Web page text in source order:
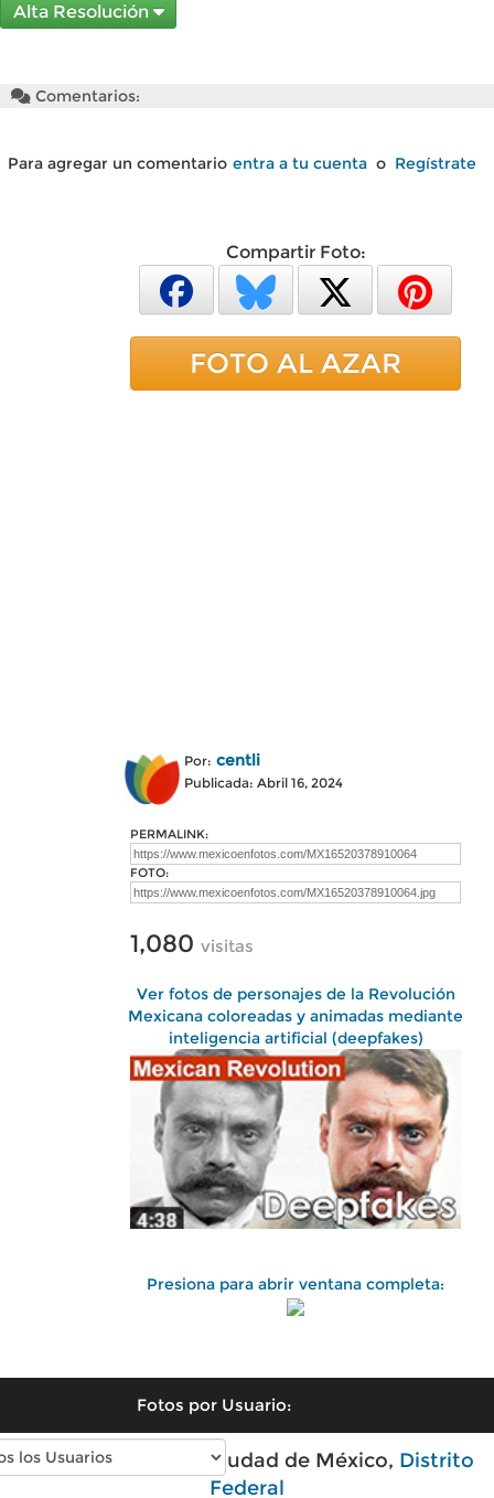
Alta Resolución
Comentarios:
Para agregar un comentario entra a tu cuenta o Regístrate
Compartir Foto:
FOTO AL AZAR
Por: centli
Publicada: Abril 16, 2024
PERMALINK:
FOTO:
1,080 visitas
Ver fotos de personajes de la Revolución
Mexicana coloreadas y animadas mediante
inteligencia artificial (deepfakes)
Presiona para abrir ventana completa:
Fotos por Usuario:
Fotos antiguas de Ciudad de México, Distrito
Federal